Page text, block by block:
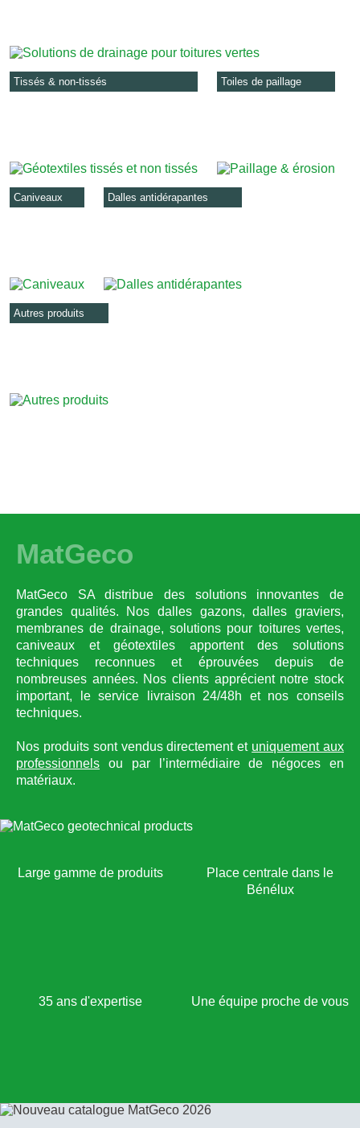
Tissés & non-tissés Toiles de paillage
Caniveaux Dalles antidérapantes
Autres produits
MatGeco
MatGeco SA distribue des solutions innovantes de
grandes qualités. Nos dalles gazons, dalles graviers,
membranes de drainage, solutions pour toitures vertes,
caniveaux et géotextiles apportent des solutions
techniques reconnues et éprouvées depuis de
nombreuses années. Nos clients apprécient notre stock
important, le service livraison 24/48h et nos conseils
techniques.
Nos produits sont vendus directement et uniquement aux
professionnels ou par l’intermédiaire de négoces en
matériaux.
Large gamme de produits
Place centrale dans le
Bénélux
35 ans d'expertise Une équipe proche de vous